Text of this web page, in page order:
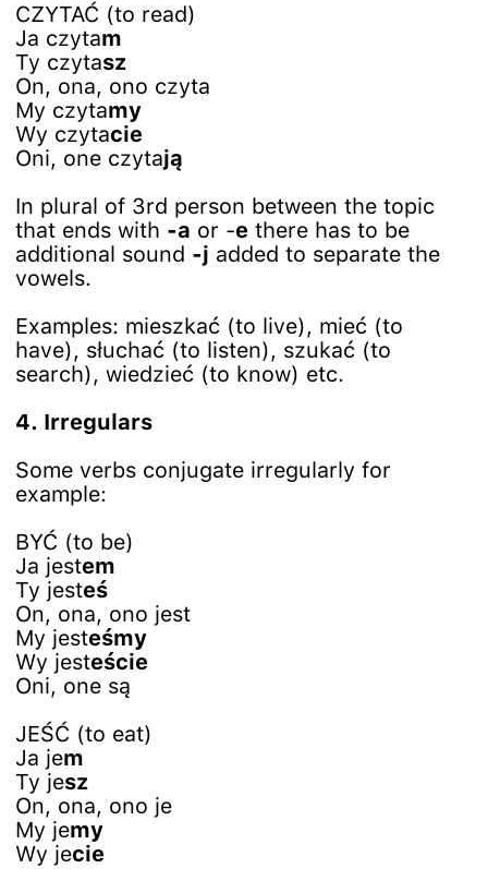
CZYTAĆ (to read)
Ja czytam
Ty czytasz
On, ona, ono czyta
My czytamy
Wy czytacie
Oni, one czytają
In plural of 3rd person between the topic
that ends with -a or -e there has to be
additional sound -j added to separate the
vowels.
Examples: mieszkać (to live), mieć (to
have), słuchać (to listen), szukać (to
search), wiedzieć (to know) etc.
4. Irregulars
Some verbs conjugate irregularly for
example:
BYĆ (to be)
Ja jestem
Ty jesteś
On, ona, ono jest
My jesteśmy
Wy jesteście
Oni, one są
JEŚĆ (to eat)
Ja jem
Ty jesz
On, ona, ono je
My jemy
Wy jecie